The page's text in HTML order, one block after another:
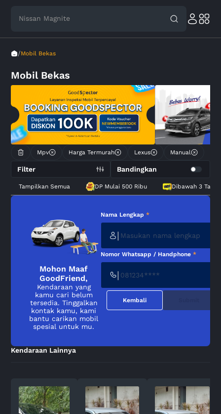
Nissan Magnite
/Mobil Bekas
Mobil Bekas
Mpv Harga Termurah Lexus Manual
Filter Bandingkan
Tampilkan Semua DP Mulai 500 Ribu Dibawah 3 Tahun
Mohon Maaf
GoodFriend,
Kendaraan yang
kamu cari belum
tersedia. Tinggalkan
kontak kamu, kami
bantu carikan mobil
spesial untuk mu.
Nama Lengkap*
|
Nomor Whatsapp / Handphone*
|
Kembali
Kendaraan Lainnya